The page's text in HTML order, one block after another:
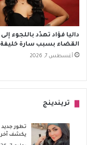
داليا فؤاد تهدّد باللجوء إلى
القضاء بسبب سارة
أغسطس 7, 2026
تريندينج
تطور
يكشف آخر